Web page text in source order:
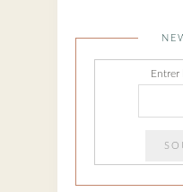
Entrer